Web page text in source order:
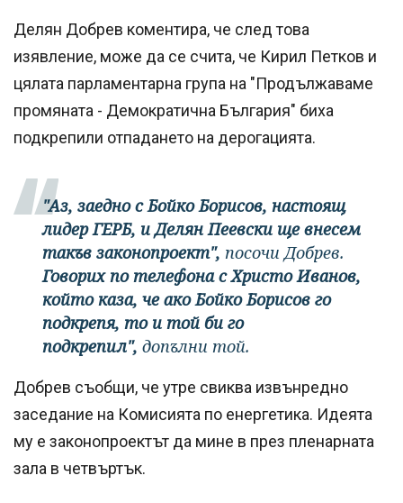
Делян Добрев коментира, че след това
изявление, може да се счита, че Кирил Петков и
цялата парламентарна група на "Продължаваме
промяната - Демократична България" биха
подкрепили отпадането на дерогацията.
"Аз, заедно с Бойко Борисов, настоящ
лидер ГЕРБ, и Делян Пеевски ще внесем
такъв законопроект", посочи Добрев.
Говорих по телефона с Христо Иванов,
който каза, че ако Бойко Борисов го
подкрепя, то и той би го
подкрепил", допълни той.
Добрев съобщи, че утре свиква извънредно
заседание на Комисията по енергетика. Идеята
му е законопроектът да мине в през пленарната
зала в четвъртък.